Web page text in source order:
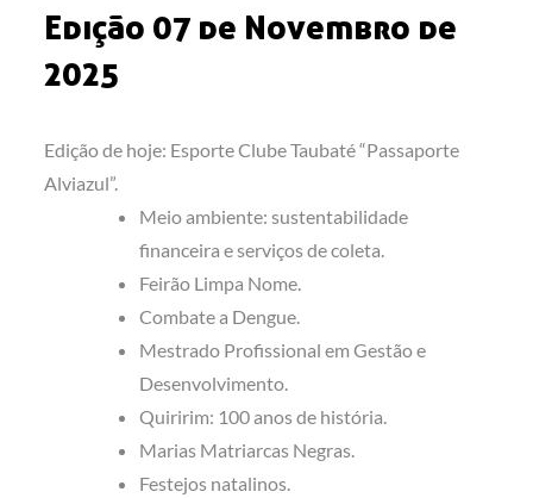
Edição 07 de Novembro de
2025
Edição de hoje: Esporte Clube Taubaté “Passaporte
Alviazul”.
Meio ambiente: sustentabilidade
financeira e serviços de coleta.
Feirão Limpa Nome.
Combate a Dengue.
Mestrado Profissional em Gestão e
Desenvolvimento.
Quiririm: 100 anos de história.
Marias Matriarcas Negras.
Festejos natalinos.